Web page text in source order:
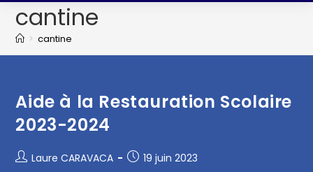
cantine
> cantine
Aide à la Restauration Scolaire
2023-2024
Laure CARAVACA 19 juin 2023